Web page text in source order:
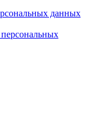
данных